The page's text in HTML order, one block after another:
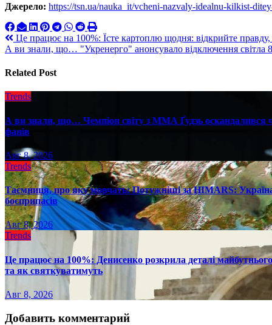
Джерело: https://tsn.ua/nauka_it/vcheni-nazvaly-idealnu-kilkist-
Навигация
по
записям
Це працює на 100%: Їсте картоплю щодня: відкрийте правду,
А ви знали, що… "Укренерго" анонсувало відключення світла
Related Post
Trends
А ви знали, що… Чемпіон світу з ММА Ґудзь оскандалився
фанів
Авг 8, 2026
Trends
Таємниця, про яку мовчать: Потужніші за HIMARS:
боєприпасів
Авг 8, 2026
Trends
Це працює на 100%: Денисенко розкрила деталі майбутнього
та як святкуватимуть
Авг 8, 2026
Добавить комментарий